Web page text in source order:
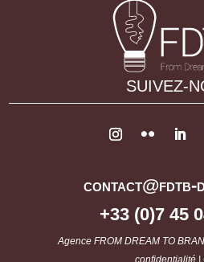
SUIVEZ-
contact@fdtb-
+33 (0)7 45
AgenceFROM DREAM TO
confidentialité |